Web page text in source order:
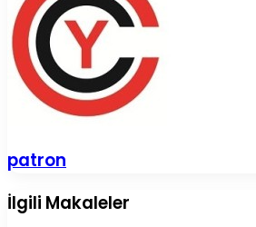
patron
İlgili Makaleler